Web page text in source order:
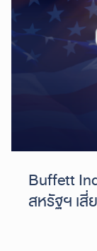
Buffett
สหรัฐฯ เ